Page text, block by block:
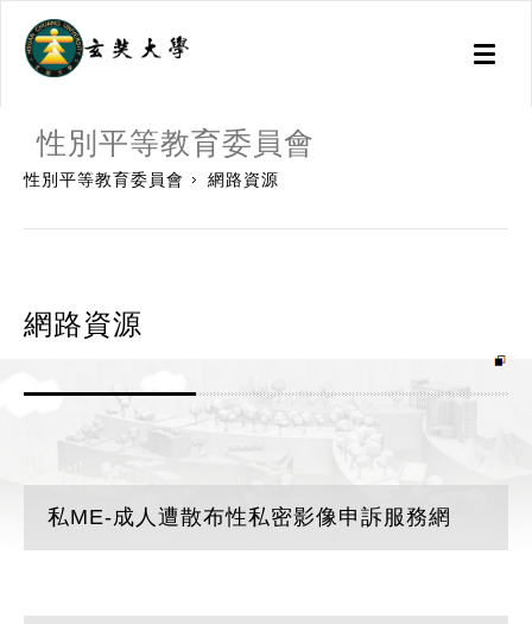
Toggle
性別平等教育委員會
性別平等教育委員會 網路資源
網路資源
私ME-成人遭散布性私密影像申訴服務網